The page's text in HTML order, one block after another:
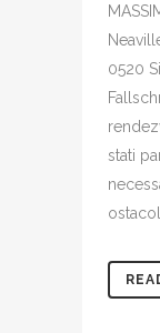
0520
stati